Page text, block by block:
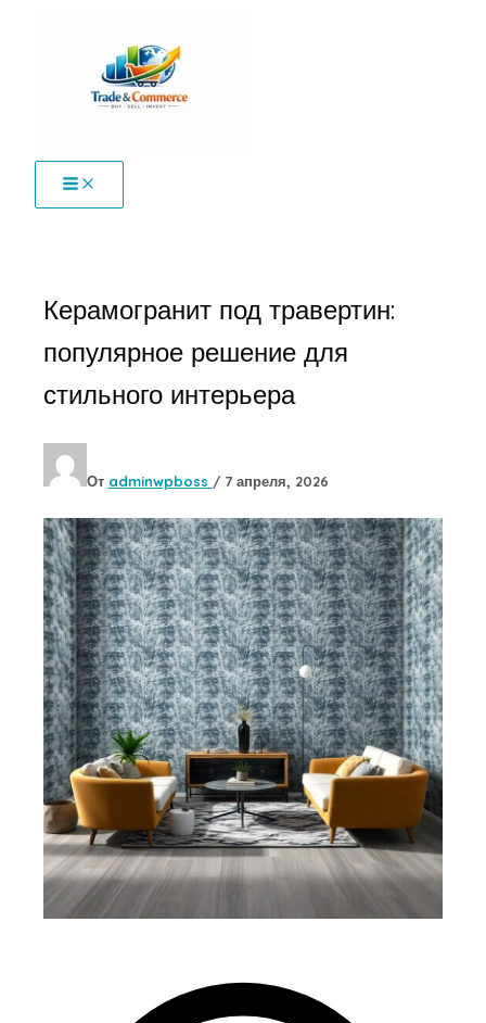
содержимому
Керамогранит под травертин:
популярное решение для
стильного интерьера
От adminwpboss / 7 апреля, 2026